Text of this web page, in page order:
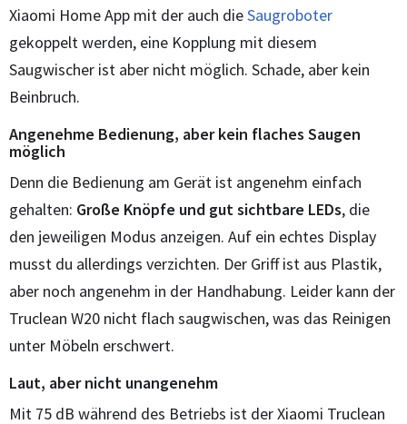
Xiaomi Home App mit der auch dieSaugroboter
gekoppelt werden, eine Kopplung mit diesem
Saugwischer ist aber nicht möglich. Schade, aber kein
Beinbruch.
Angenehme Bedienung, aber kein flaches Saugen
möglich
Denn die Bedienung am Gerät ist angenehm einfach
gehalten: Große Knöpfe und gut sichtbare LEDs, die
den jeweiligen Modus anzeigen. Auf ein echtes Display
musst du allerdings verzichten. Der Griff ist aus Plastik,
aber noch angenehm in der Handhabung. Leider kann der
Truclean W20 nicht flach saugwischen, was das Reinigen
unter Möbeln erschwert.
Laut, aber nicht unangenehm
Mit 75 dB während des Betriebs ist der Xiaomi Truclean